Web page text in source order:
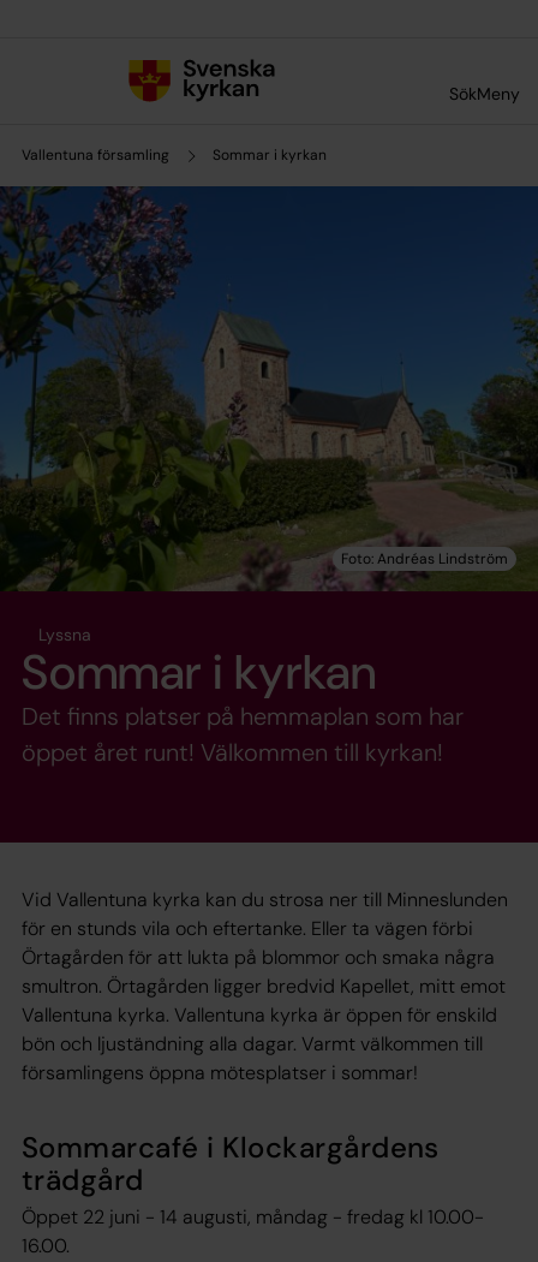
SökMeny
Vallentuna församling Sommar i kyrkan
Lyssna
Sommar i kyrkan
Det finns platser på hemmaplan som har
öppet året runt! Välkommen till kyrkan!
Vid Vallentuna kyrka kan du strosa ner till Minneslunden
för en stunds vila och eftertanke. Eller ta vägen förbi
Örtagården för att lukta på blommor och smaka några
smultron. Örtagården ligger bredvid Kapellet, mitt emot
Vallentuna kyrka. Vallentuna kyrka är öppen för enskild
bön och ljuständning alla dagar. Varmt välkommen till
församlingens öppna mötesplatser i sommar!
Sommarcafé i Klockargårdens
trädgård
Öppet 22 juni - 14 augusti, måndag - fredag kl 10.00-
16.00.